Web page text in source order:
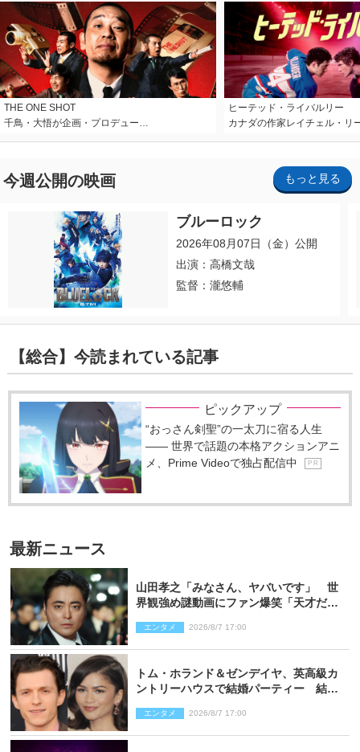
THE ONE SHOT
千鳥・大悟が企画・プロデュー…
ヒーテッド・ライバルリー
カナダの作家レイチェル・リ
今週公開の映画 もっと見る
ブルーロック
2026年08月07日（金）公開
出演：高橋文哉
監督：瀧悠輔
【総合】今読まれている記事
ピックアップ
“おっさん剣聖”の一太刀に宿る人生
―― 世界で話題の本格アクションアニ
メ、Prime Videoで独占配信中
P R
最新ニュース
山田孝之「みなさん、ヤバいです」 世
界観強め謎動画にファン爆笑「天才だ
エンタメ 2026/8/7 17:00
トム・ホランド＆ゼンデイヤ、英高級カ
ントリーハウスで結婚パーティー 結婚
エンタメ 2026/8/7 17:00